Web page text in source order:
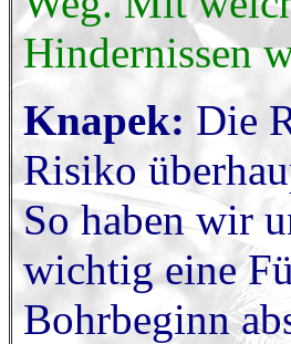
Hindernissen
Knapek: Die
Risiko
So haben wir
wichtig eine
Bohrbeginn